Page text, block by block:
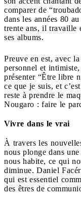
comparer de
dans les années 80
trente ans, il travaille
ses albums.
Preuve en est, avec
personnel et
présenter “Être libre
ce que je suis, et
reste à prendre le
Nougaro : faire le
Vivre dans le vrai
À travers les
nous plonge dans
nous habite, ce qui
diminue. Daniel
qui est essentiel
des êtres de